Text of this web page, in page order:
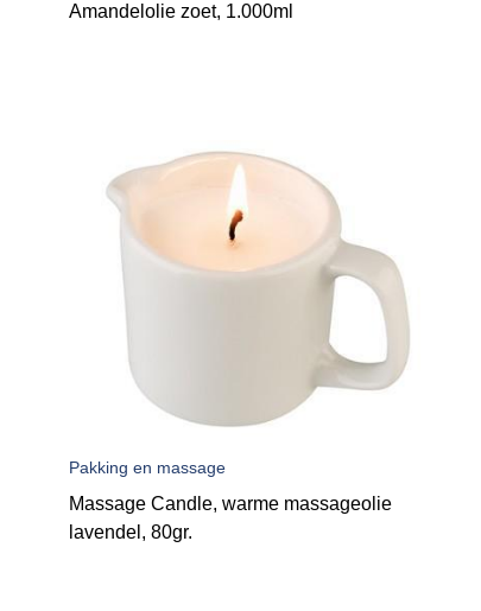
Amandelolie zoet, 1.000ml
Pakking en massage
Massage Candle, warme massageolie
lavendel, 80gr.